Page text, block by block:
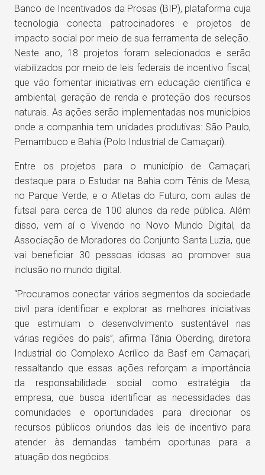
Banco de Incentivados da Prosas (BIP), plataforma cuja
tecnologia conecta patrocinadores e projetos de
impacto social por meio de sua ferramenta de seleção.
Neste ano, 18 projetos foram selecionados e serão
viabilizados por meio de leis federais de incentivo fiscal,
que vão fomentar iniciativas em educação científica e
ambiental, geração de renda e proteção dos recursos
naturais. As ações serão implementadas nos municípios
onde a companhia tem unidades produtivas: São Paulo,
Pernambuco e Bahia (Polo Industrial de Camaçari).
Entre os projetos para o município de Camaçari,
destaque para o Estudar na Bahia com Tênis de Mesa,
no Parque Verde, e o Atletas do Futuro, com aulas de
futsal para cerca de 100 alunos da rede pública. Além
disso, vem aí o Vivendo no Novo Mundo Digital, da
Associação de Moradores do Conjunto Santa Luzia, que
vai beneficiar 30 pessoas idosas ao promover sua
inclusão no mundo digital.
“Procuramos conectar vários segmentos da sociedade
civil para identificar e explorar as melhores iniciativas
que estimulam o desenvolvimento sustentável nas
várias regiões do país”, afirma Tânia Oberding, diretora
Industrial do Complexo Acrílico da Basf em Camaçari,
ressaltando que essas ações reforçam a importância
da responsabilidade social como estratégia da
empresa, que busca identificar as necessidades das
comunidades e oportunidades para direcionar os
recursos públicos oriundos das leis de incentivo para
atender às demandas também oportunas para a
atuação dos negócios.